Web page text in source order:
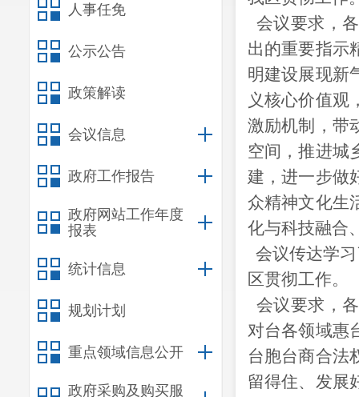
人事任免
公示公告
政策解读
会议信息
政府工作报告
政府网站工作年度
报表
统计信息
规划计划
重点领域信息公开
政府采购及购买服
会议要求，
出的重要指示
明建设展现新
义核心价值观
激励机制，带
空间，推进城
建，进一步做
众精神文化生
化与科技融合
会议传达学
区贯彻工作。
会议要求，
对台各领域惠
台胞台商合法
留得住、发展